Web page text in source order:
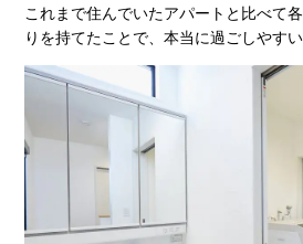
これまで住んでいたアパートと比べて
りを持てたことで、本当に過ごしやす